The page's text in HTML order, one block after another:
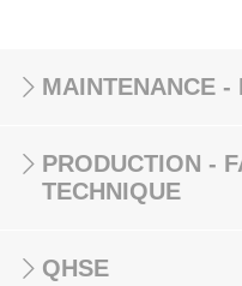
MAINTENANCE -
PRODUCTION -
TECHNIQUE
QHSE